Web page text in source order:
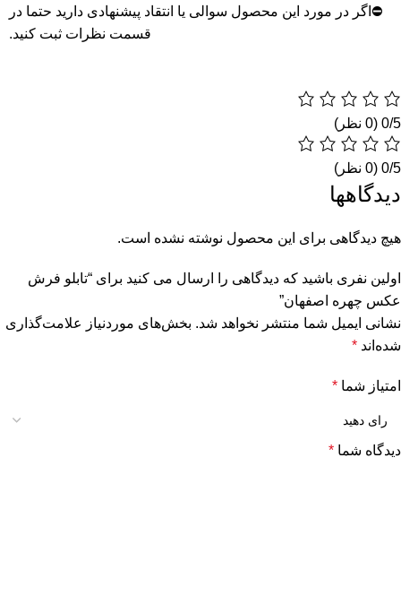
⛔اگر در مورد این محصول سوالی یا انتقاد پیشنهادی دارید حتما در
قسمت نظرات ثبت کنید.
‫0/5
‫0/5
دیدگاهها
هیچ دیدگاهی برای این محصول نوشته نشده است.
اولین نفری باشید که دیدگاهی را ارسال می کنید برای “تابلو فرش
عکس چهره اصفهان”
نشانی ایمیل شما منتشر نخواهد شد. بخش‌های موردنیاز علامت‌گذاری
شده‌اند *
امتیاز شما *
دیدگاه شما *